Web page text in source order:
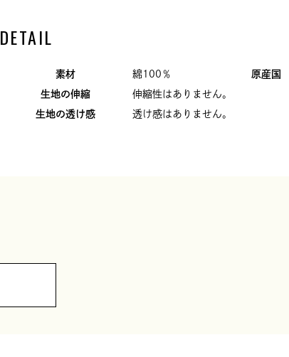
DETAIL
素材 綿100％ 原産国
生地の伸縮
伸縮性はありません。
生地の透け感
透け感はありません。